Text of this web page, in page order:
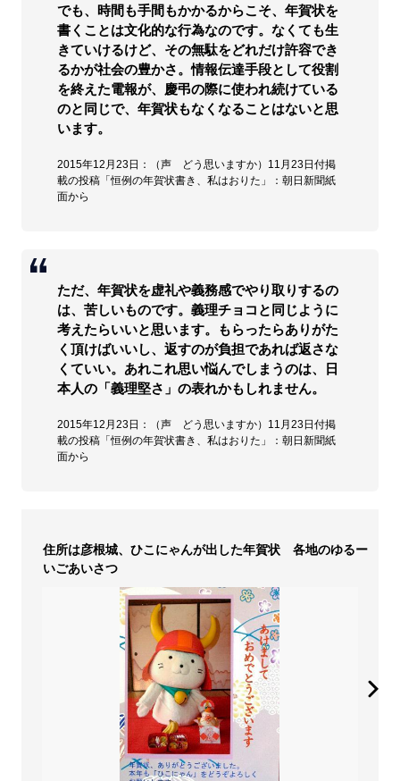
でも、時間も手間もかかるからこそ、年賀状を
書くことは文化的な行為なのです。なくても生
きていけるけど、その無駄をどれだけ許容でき
るかが社会の豊かさ。情報伝達手段として役割
を終えた電報が、慶弔の際に使われ続けている
のと同じで、年賀状もなくなることはないと思
います。
2015年12月23日：（声 どう思いますか）11月23日付掲
載の投稿「恒例の年賀状書き、私はおりた」：朝日新聞紙
面から
ただ、年賀状を虚礼や義務感でやり取りするの
は、苦しいものです。義理チョコと同じように
考えたらいいと思います。もらったらありがた
く頂けばいいし、返すのが負担であれば返さな
くていい。あれこれ思い悩んでしまうのは、日
本人の「義理堅さ」の表れかもしれません。
2015年12月23日：（声 どう思いますか）11月23日付掲
載の投稿「恒例の年賀状書き、私はおりた」：朝日新聞紙
面から
住所は彦根城、ひこにゃんが出した年賀状 各地のゆるー
いごあいさつ